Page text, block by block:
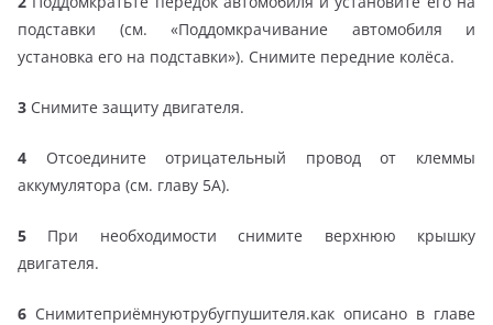
подставки (см. «Поддомкрачивание автомобиля и
установка его на подставки»). Снимите передние колёса.
3 Снимите защиту двигателя.
4 Отсоедините отрицательный провод от клеммы
аккумулятора (см. главу 5А).
5 При необходимости снимите верхнюю крышку
двигателя.
6 Снимитеприёмнуютрубугпушителя.как описано в главе